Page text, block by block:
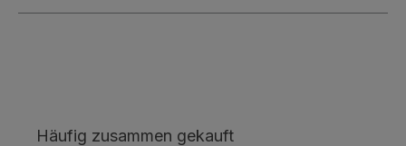
Produktgalerie überspringen
Häufig zusammen gekauft